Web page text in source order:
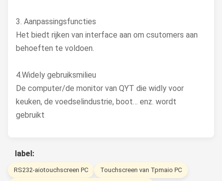
3. Aanpassingsfuncties
Het biedt rijken van interface aan om csutomers aan
behoeften te voldoen.
4.Widely gebruiksmilieu
De computer/de monitor van QYT die widly voor
keuken, de voedselindustrie, boot… enz. wordt
gebruikt
label:
RS232-aiotouchscreen PC Touchscreen van Tpmaio PC